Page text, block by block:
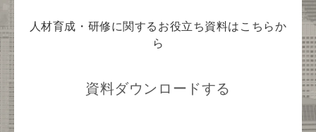
人材育成・研修に関するお役立ち資料はこちらか
ら
資料ダウンロードする